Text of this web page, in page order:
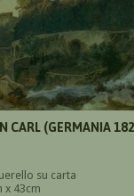
CARL (GERMANIA
su carta
x 43cm